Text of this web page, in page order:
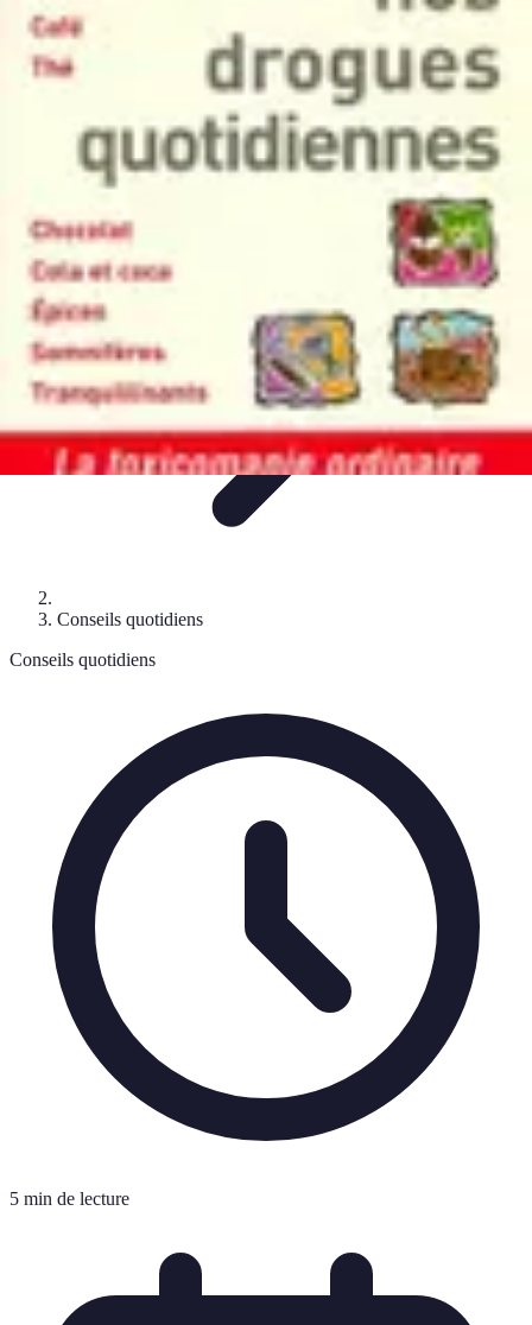
Astuces Pour Économiser
Économies Quotidiennes
Énergie Astuces Quotidiennes
Alimentation
et Cuisine
Astuces Pour Économiser
Conseils quotidiens
Conseils quotidiens
5 min de lecture